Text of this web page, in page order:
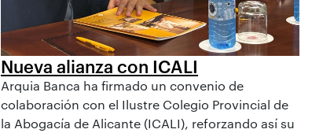
Nueva alianza con ICALI
Arquia Banca ha firmado un convenio de
colaboración con el Ilustre Colegio Provincial de
la Abogacía de Alicante (ICALI), reforzando así su